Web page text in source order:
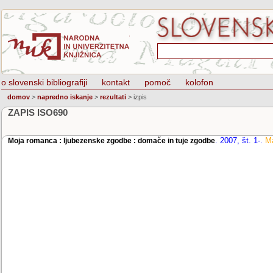
o slovenski bibliografiji kontakt pomoč kolofon
domov > napredno iskanje > rezultati > izpis
ZAPIS ISO690
Moja romanca : ljubezenske zgodbe : domače in tuje zgodbe. 2007, št. 1-.